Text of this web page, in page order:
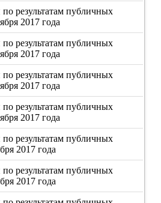
результатам публичных
2017 года
результатам публичных
2017 года
результатам публичных
2017 года
результатам публичных
2017 года
результатам публичных
2017 года
результатам публичных
2017 года